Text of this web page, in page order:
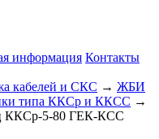
информация Контакты
кабелей и СКС → ЖБИ
типа ККСр и ККСС →
ККСр-5-80 ГЕК-КСС